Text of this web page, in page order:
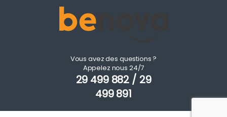
Vous avez des questions ?
Appelez nous 24/7
29 499 882 / 29
499 891